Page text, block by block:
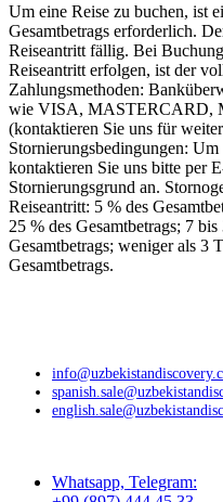
Um eine Reise zu buchen, ist
Gesamtbetrags erforderlich.
Reiseantritt fällig. Bei
Reiseantritt erfolgen, ist der
Zahlungsmethoden:
wie VISA, MASTERCARD,
(kontaktieren Sie uns für
Stornierungsbedingungen:
kontaktieren Sie uns bitte per
Stornierungsgrund an.
Reiseantritt: 5 % des
25 % des Gesamtbetrags; 7
Gesamtbetrags; weniger als 3
Gesamtbetrags.
Whatsapp, Telegram: